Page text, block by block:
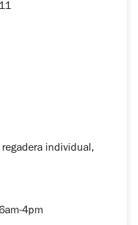
individual,
4pm